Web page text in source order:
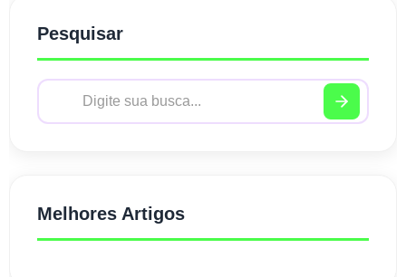
Pesquisar
Melhores Artigos